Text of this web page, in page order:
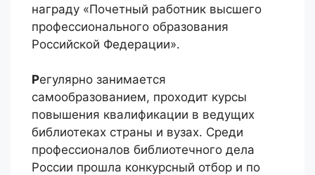
награду «Почетный работник высшего
профессионального образования
Российской Федерации».
Регулярно занимается
самообразованием, проходит курсы
повышения квалификации в ведущих
библиотеках страны и вузах. Среди
профессионалов библиотечного дела
России прошла конкурсный отбор и по